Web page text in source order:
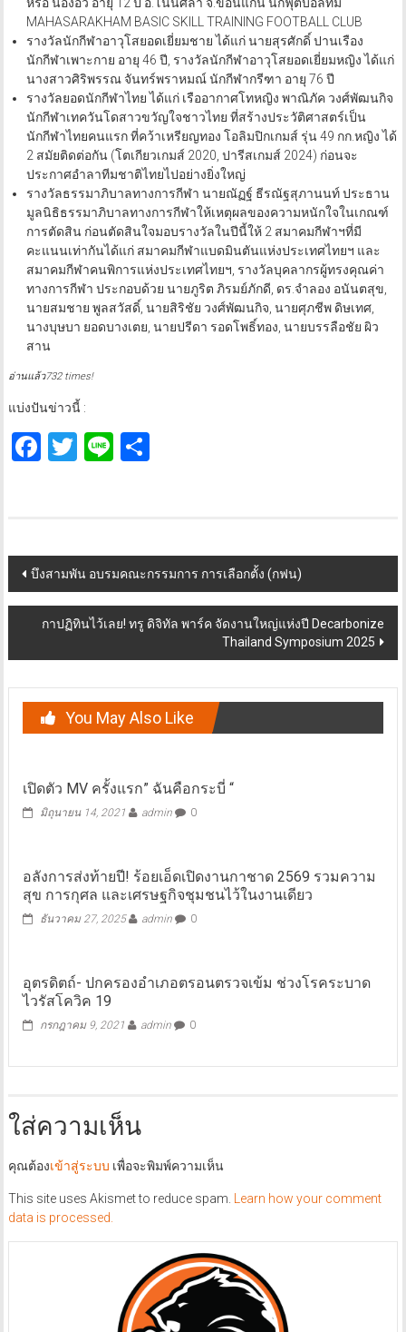
MAHASARAKHAM BASIC SKILL TRAINING FOOTBALL CLUB
รางวัลนักกีฬาอาวุโสยอดเยี่ยมชาย ได้แก่ นายสุรศักดิ์ ปานเรือง
นักกีฬาเพาะกาย อายุ 46 ปี, รางวัลนักกีฬาอาวุโสยอดเยี่ยมหญิง ได้แก่
นางสาวศิริพรรณ จันทร์พราหมณ์ นักกีฬากรีฑา อายุ 76 ปี
รางวัลยอดนักกีฬาไทย ได้แก่ เรืออากาศโทหญิง พาณิภัค วงศ์พัฒนกิจ
นักกีฬาเทควันโดสาวขวัญใจชาวไทย ที่สร้างประวัติศาสตร์เป็น
นักกีฬาไทยคนแรก ที่คว้าเหรียญทอง โอลิมปิกเกมส์ รุ่น 49 กก.หญิง ได้
2 สมัยติดต่อกัน (โตเกียวเกมส์ 2020, ปารีสเกมส์ 2024) ก่อนจะ
ประกาศอำลาทีมชาติไทยไปอย่างยิ่งใหญ่
รางวัลธรรมาภิบาลทางการกีฬา นายณัฏฐ์ ธีรณัฐสุภานนท์ ประธาน
มูลนิธิธรรมาภิบาลทางการกีฬาให้เหตุผลของความหนักใจในเกณฑ์
การตัดสิน ก่อนตัดสินใจมอบรางวัลในปีนี้ให้ 2 สมาคมกีฬาฯที่มี
คะแนนเท่ากันได้แก่ สมาคมกีฬาแบดมินตันแห่งประเทศไทยฯ และ
สมาคมกีฬาคนพิการแห่งประเทศไทยฯ, รางวัลบุคลากรผู้ทรงคุณค่า
ทางการกีฬา ประกอบด้วย นายภูริต ภิรมย์ภักดี, ดร.จำลอง อนันตสุข,
นายสมชาย พูลสวัสดิ์, นายสิริชัย วงศ์พัฒนกิจ, นายศุภชีพ ดิษเทศ,
นางบุษบา ยอดบางเตย, นายปรีดา รอดโพธิ์ทอง, นายบรรลือชัย ผิว
สาน
อ่านแล้ว732 times!
แบ่งปันข่าวนี้ :
Facebook
Twitter
LineShare
Post
navigation
บึงสามพัน อบรมคณะกรรมการ การเลือกตั้ง (กฟน)
กาปฏิทินไว้เลย! ทรู ดิจิทัล พาร์ค จัดงานใหญ่แห่งปี Decarbonize
Thailand Symposium 2025
You May Also Like
เปิดตัว MV ครั้งแรก” ฉันคือกระบี่ “
มิถุนายน 14, 2021 admin 0
อลังการส่งท้ายปี! ร้อยเอ็ดเปิดงานกาชาด 2569 รวมความ
สุข การกุศล และเศรษฐกิจชุมชนไว้ในงานเดียว
ธันวาคม 27, 2025 admin 0
อุตรดิตถ์- ปกครองอำเภอตรอนตรวจเข้ม ช่วงโรคระบาด
ไวรัสโควิค 19
กรกฎาคม 9, 2021 admin 0
ใส่ความเห็น
คุณต้องเข้าสู่ระบบ เพื่อจะพิมพ์ความเห็น
This site uses Akismet to reduce spam.
Learn how your comment
data is processed.